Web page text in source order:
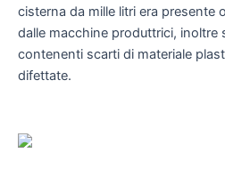
cisterna da mille litri era presente
dalle macchine produttrici, inoltre
contenenti scarti di materiale
difettate.